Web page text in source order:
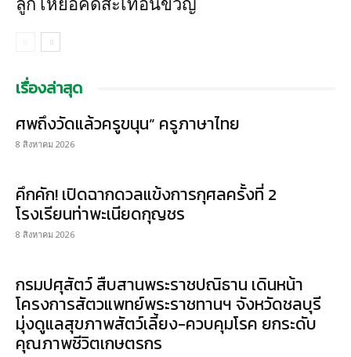
ลูก เหยื่อคดีสะเทือนขวัญ
เรื่องล่าสุด
ศพถึงวัดแล้วครูขนุน” ครูภาษาไทย
8 สิงหาคม 2026
คึกคัก! เปิดฉากดวลแข้งการกุศลครั้งที่ 2
โรงเรียนท่าพะเนียดกุญชร
8 สิงหาคม 2026
กรมปศุสัตว์ สืบสานพระราชปณิธาน เดินหน้า
โครงการสัตวแพทย์พระราชทานฯ จังหวัดชลบุรี
มุ่งดูแลสุขภาพสัตว์เลี้ยง-ควบคุมโรค ยกระดับ
คุณภาพชีวิตเกษตรกร